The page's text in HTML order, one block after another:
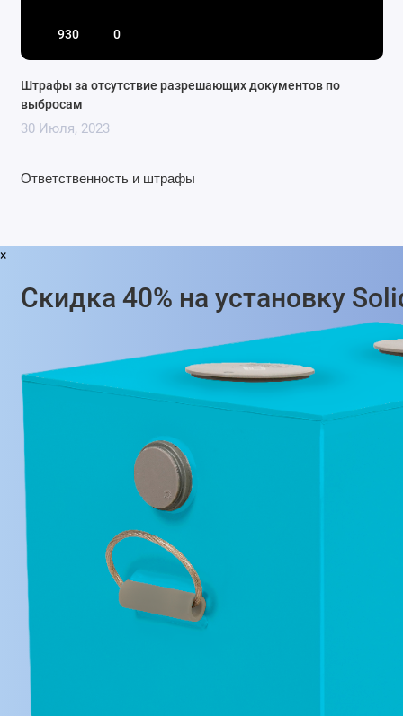
930 0
Штрафы за отсутствие разрешающих документов по
выбросам
30 Июля, 2023
Ответственность и штрафы
×
Скидка 40% на установку